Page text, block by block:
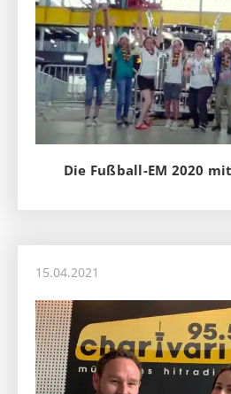
Die Fußball-EM 2020
15.04.2021